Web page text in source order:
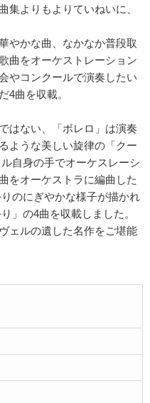
集よりもよりていねいに、
やかな曲、なかなか普段取
曲をオーケストレーション
やコンクールで演奏したい
4曲を収載。
はない、「ボレロ」は演奏
ような美しい旋律の「クー
自身の手でオーケスレーシ
をオーケストラに編曲した
のにぎやかな様子が描かれ
」の4曲を収載しました。
ェルの遺した名作をご堪能